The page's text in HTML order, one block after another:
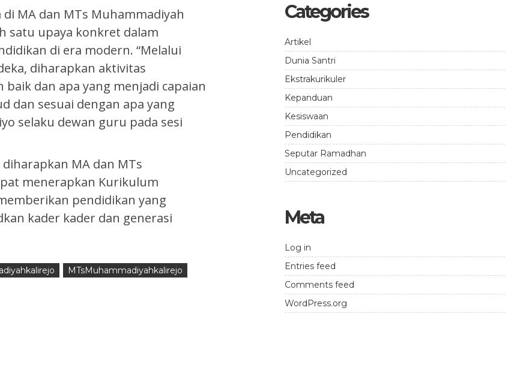
MA dan MTs Muhammadiyah
satu upaya konkret dalam
di era modern. “Melalui
diharapkan aktivitas
dan apa yang menjadi capaian
dan sesuai dengan apa yang
selaku dewan guru pada sesi
MA dan MTs
menerapkan Kurikulum
pendidikan yang
kader kader dan generasi
MTsMuhammadiyahkalirejo
Categories
Artikel
Dunia Santri
Ekstrakurikuler
Kepanduan
Kesiswaan
Pendidikan
Seputar Ramadhan
Uncategorized
Meta
Log in
Entries feed
Comments feed
WordPress.org